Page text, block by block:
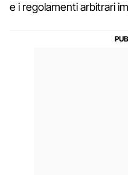
e i regolamenti arbitrari